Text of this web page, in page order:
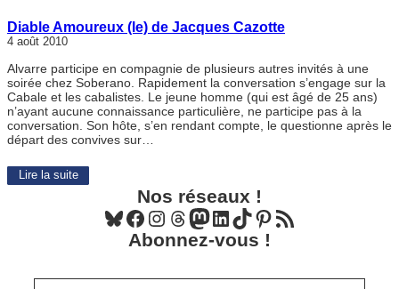
Diable Amoureux (le) de Jacques Cazotte
4 août 2010
Alvarre participe en compagnie de plusieurs autres invités à une
soirée chez Soberano. Rapidement la conversation s’engage sur la
Cabale et les cabalistes. Le jeune homme (qui est âgé de 25 ans)
n’ayant aucune connaissance particulière, ne participe pas à la
conversation. Son hôte, s’en rendant compte, le questionne après le
départ des convives sur…
Lire la suite
Nos réseaux !
Bluesky Facebook Instagram Threads Mastodon LinkedIn TikTok Pinterest Flux RSS
Abonnez-vous !